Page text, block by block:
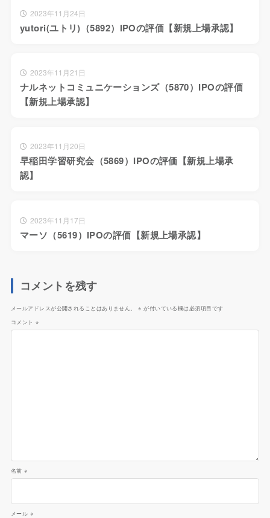
2023年11月24日
yutori(ユトリ)（5892）IPOの評価【新規上場承認】
2023年11月21日
ナルネットコミュニケーションズ（5870）IPOの評価
【新規上場承認】
2023年11月20日
早稲田学習研究会（5869）IPOの評価【新規上場承
認】
2023年11月17日
マーソ（5619）IPOの評価【新規上場承認】
コメントを残す
メールアドレスが公開されることはありません。 ※ が付いている欄は必須項目です
コメント※
名前※
メール ※